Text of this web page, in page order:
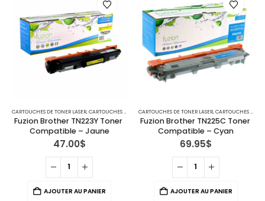
, IMPRIMANTES MFC
CARTOUCHES DE TONER LASER,CARTOUCHES POUR IMPRIMANTES BROTHER , IMPRIMANTES MFC
Fuzion Brother TN223Y Toner
Compatible – Jaune
47.00$
AJOUTER AU PANIER
CARTOUCHES DE TONER LASER,CARTOUCHES POUR IMPRIMANTES BROTHER
Fuzion Brother TN225C Toner
Compatible – Cyan
69.95$
AJOUTER AU PANIER